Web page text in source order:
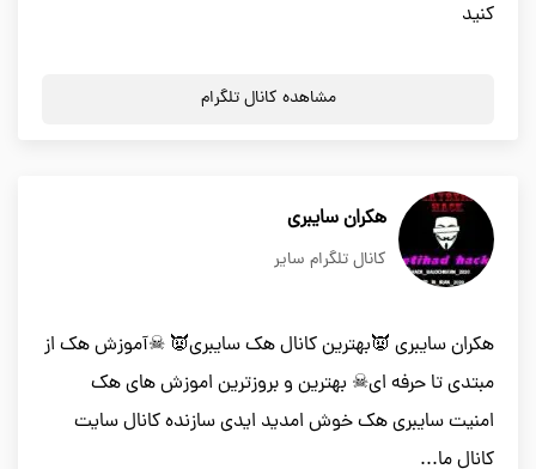
کنید
مشاهده کانال تلگرام
هکران سایبری
کانال تلگرام سایر
هکران سایبری 👿بهترین کانال هک سایبری👿 ☠آموزش هک از
مبتدی تا حرفه ای☠ بهترین و بروزترین اموزش های هک
امنیت سایبری هک خوش امدید ایدی سازنده کانال سایت
کانال ما...